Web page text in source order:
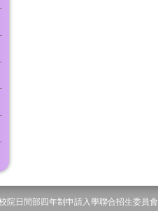
院日間部四年制申請入學聯合招生委